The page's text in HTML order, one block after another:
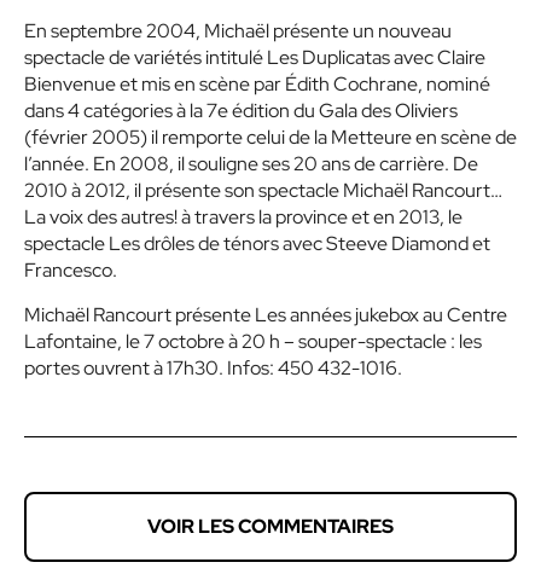
En septembre 2004, Michaël présente un nouveau
spectacle de variétés intituléLes Duplicatasavec Claire
Bienvenue et mis en scène par Édith Cochrane, nominé
dans 4 catégories à la 7e édition du Gala des Oliviers
(février 2005) il remporte celui de laMetteure en scène de
l’année. En 2008, il souligne ses 20 ans de carrière. De
2010 à 2012, il présente son spectacleMichaël Rancourt…
La voix des autres!à travers la province et en 2013, le
spectacleLes drôles de ténorsavec Steeve Diamond et
Francesco.
Michaël Rancourt présenteLes années jukeboxau Centre
Lafontaine, le 7 octobre à 20 h – souper-spectacle : les
portes ouvrent à 17h30. Infos: 450 432-1016.
VOIR LES COMMENTAIRES